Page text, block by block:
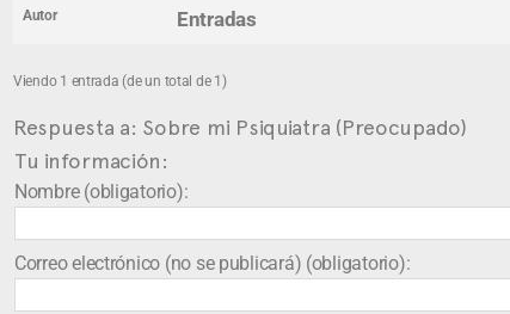
Autor Entradas
Viendo 1 entrada (de un total de 1)
Respuesta a: Sobre mi Psiquiatra (Preocupado)
Tu información:
Nombre (obligatorio):
Correo electrónico (no se publicará) (obligatorio):